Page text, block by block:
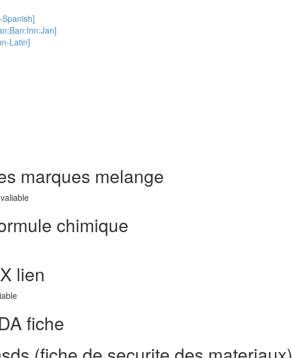
Latin]
marques melange
chimique
lien
fiche